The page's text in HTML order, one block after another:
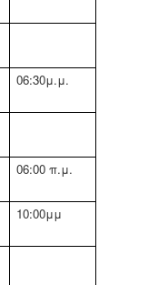
06:30μ.μ.
06:00 π.μ.
10:00μμ